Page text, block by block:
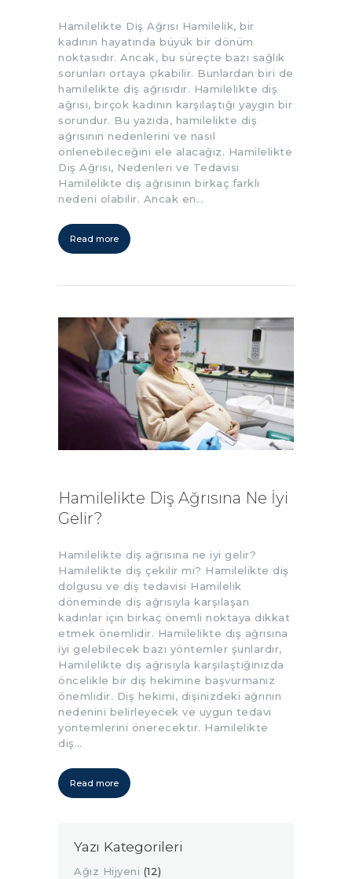
Hamilelikte Diş Ağrısı Hamilelik, bir
kadının hayatında büyük bir dönüm
noktasıdır. Ancak, bu süreçte bazı sağlık
sorunları ortaya çıkabilir. Bunlardan biri de
hamilelikte diş ağrısıdır. Hamilelikte diş
ağrısı, birçok kadının karşılaştığı yaygın bir
sorundur. Bu yazıda, hamilelikte diş
ağrısının nedenlerini ve nasıl
önlenebileceğini ele alacağız. Hamilelikte
Diş Ağrısı, Nedenleri ve Tedavisi
Hamilelikte diş ağrısının birkaç farklı
nedeni olabilir. Ancak en…
Read more
Hamilelikte Diş Ağrısına Ne İyi
Gelir?
Hamilelikte diş ağrısına ne iyi gelir?
Hamilelikte diş çekilir mi? Hamilelikte diş
dolgusu ve diş tedavisi Hamilelik
döneminde diş ağrısıyla karşılaşan
kadınlar için birkaç önemli noktaya dikkat
etmek önemlidir. Hamilelikte diş ağrısına
iyi gelebilecek bazı yöntemler şunlardır,
Hamilelikte diş ağrısıyla karşılaştığınızda
öncelikle bir diş hekimine başvurmanız
önemlidir. Diş hekimi, dişinizdeki ağrının
nedenini belirleyecek ve uygun tedavi
yöntemlerini önerecektir. Hamilelikte
diş…
Read more
Yazı Kategorileri
Ağız Hijyeni (12)